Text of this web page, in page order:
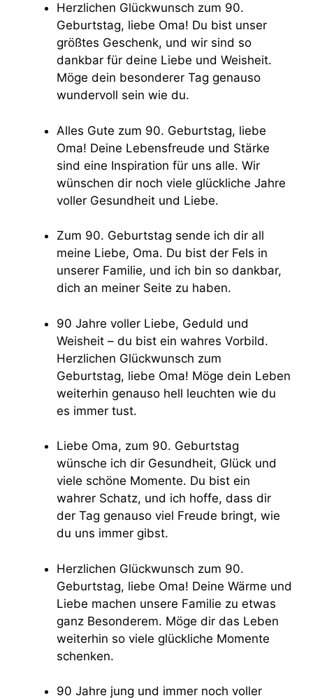
Herzlichen Glückwunsch zum 90.
Geburtstag, liebe Oma! Du bist unser
größtes Geschenk, und wir sind so
dankbar für deine Liebe und Weisheit.
Möge dein besonderer Tag genauso
wundervoll sein wie du.
Alles Gute zum 90. Geburtstag, liebe
Oma! Deine Lebensfreude und Stärke
sind eine Inspiration für uns alle. Wir
wünschen dir noch viele glückliche Jahre
voller Gesundheit und Liebe.
Zum 90. Geburtstag sende ich dir all
meine Liebe, Oma. Du bist der Fels in
unserer Familie, und ich bin so dankbar,
dich an meiner Seite zu haben.
90 Jahre voller Liebe, Geduld und
Weisheit – du bist ein wahres Vorbild.
Herzlichen Glückwunsch zum
Geburtstag, liebe Oma! Möge dein Leben
weiterhin genauso hell leuchten wie du
es immer tust.
Liebe Oma, zum 90. Geburtstag
wünsche ich dir Gesundheit, Glück und
viele schöne Momente. Du bist ein
wahrer Schatz, und ich hoffe, dass dir
der Tag genauso viel Freude bringt, wie
du uns immer gibst.
Herzlichen Glückwunsch zum 90.
Geburtstag, liebe Oma! Deine Wärme und
Liebe machen unsere Familie zu etwas
ganz Besonderem. Möge dir das Leben
weiterhin so viele glückliche Momente
schenken.
90 Jahre jung und immer noch voller